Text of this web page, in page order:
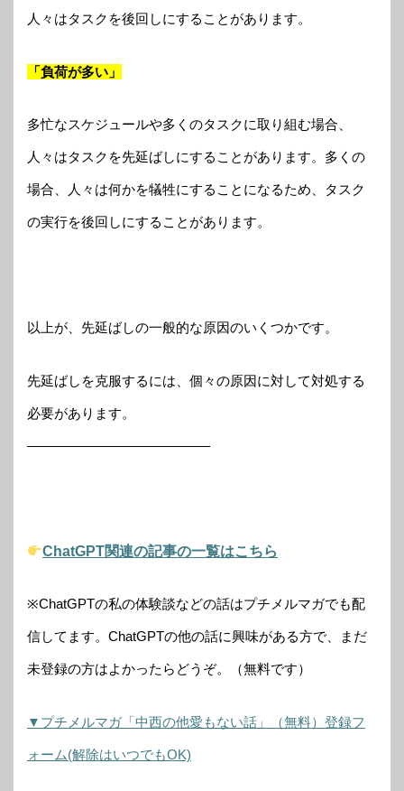
人々はタスクを後回しにすることがあります。
「負荷が多い」
多忙なスケジュールや多くのタスクに取り組む場合、
人々はタスクを先延ばしにすることがあります。多くの
場合、人々は何かを犠牲にすることになるため、タスク
の実行を後回しにすることがあります。
以上が、先延ばしの一般的な原因のいくつかです。
先延ばしを克服するには、個々の原因に対して対処する
必要があります。
—————————————–
ChatGPT関連の記事の一覧はこちら
※ChatGPTの私の体験談などの話はプチメルマガでも配
信してます。ChatGPTの他の話に興味がある方で、まだ
未登録の方はよかったらどうぞ。（無料です）
▼プチメルマガ「中西の他愛もない話」（無料）登録フ
ォーム(解除はいつでもOK)